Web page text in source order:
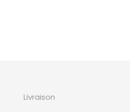
Livraison